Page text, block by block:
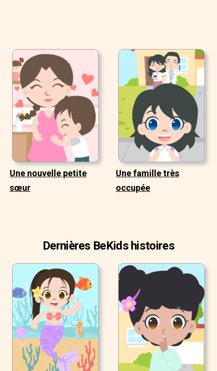
Une nouvelle petite
sœur
Une famille très
occupée
Dernières BeKids histoires